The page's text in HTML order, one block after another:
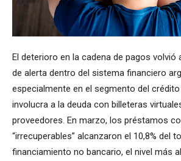
El deterioro en la cadena de pagos volvió
de alerta dentro del sistema financiero
especialmente en el segmento del
involucra a la deuda con billeteras
proveedores. En marzo, los préstamos
“irrecuperables” alcanzaron el 10,8% del
financiamiento no bancario, el nivel más